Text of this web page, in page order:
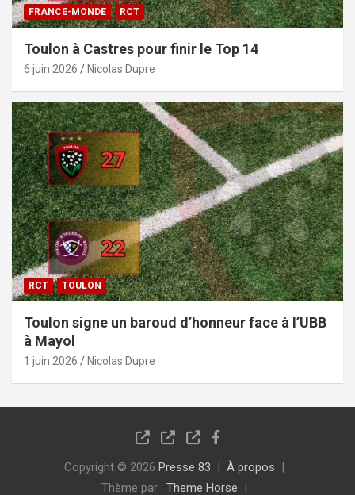
FRANCE-MONDE RCT
Toulon à Castres pour finir le Top 14
6 juin 2026 Nicolas Dupre
RCT TOULON
Toulon signe un baroud d’honneur face à l’UBB
à Mayol
1 juin 2026 Nicolas Dupre
Copyright © 2026 Presse 83
À propos
Thème par : Theme Horse